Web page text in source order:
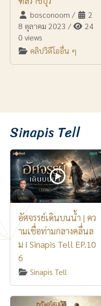
bosconoom /
2
8 ตุลาคม 2023 /
24
0 views
คลิปวิดีโออื่น ๆ
Sinapis Tell
อัศจรรย์เดินบนน้ำ | คว
ามเชื่อท่ามกลางคลื่นล
ม I Sinapis Tell EP.10
6
Sinapis Tell